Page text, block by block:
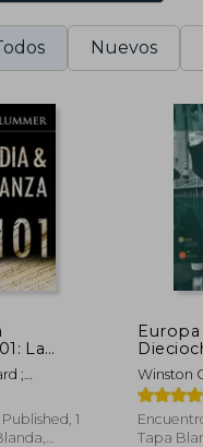
Nuevos
La
;
1
Europa
una
Winston
Tapa